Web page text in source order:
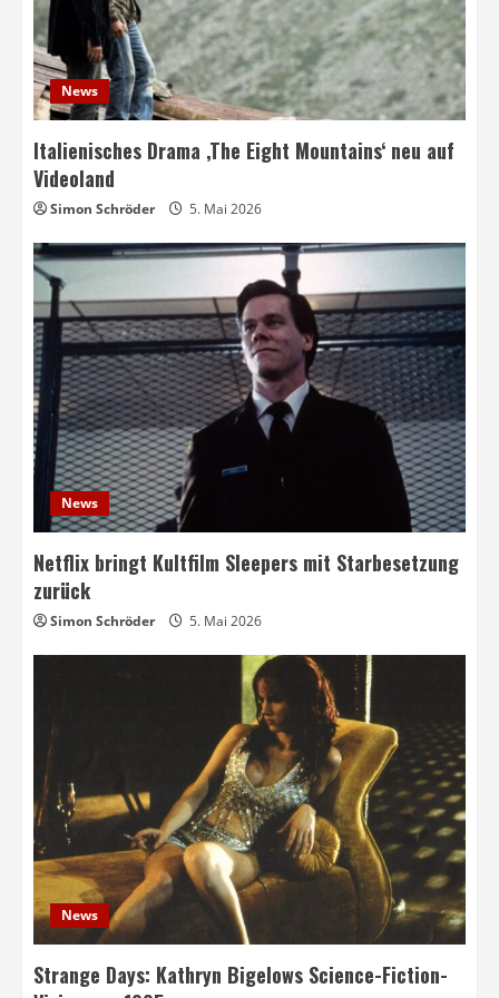
News
Italienisches Drama ‚The Eight Mountains‘ neu auf
Videoland
Simon Schröder 5. Mai 2026
News
Netflix bringt Kultfilm Sleepers mit Starbesetzung
zurück
Simon Schröder 5. Mai 2026
News
Strange Days: Kathryn Bigelows Science-Fiction-